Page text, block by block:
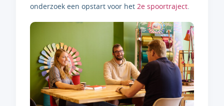
onderzoek een opstart voor het 2e spoortraject.